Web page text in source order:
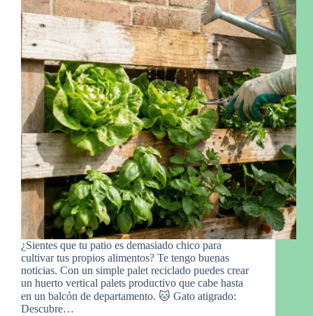
¿Sientes que tu patio es demasiado chico para
cultivar tus propios alimentos? Te tengo buenas
noticias. Con un simple palet reciclado puedes crear
un huerto vertical palets productivo que cabe hasta
en un balcón de departamento. 🐱 Gato atigrado:
Descubre…